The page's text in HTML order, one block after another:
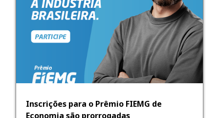
Inscrições para o Prêmio FIEMG de
Economia são prorrogadas